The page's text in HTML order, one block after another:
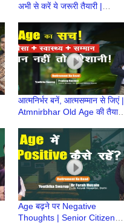
अभी से करें ये जरूरी तैयारी |
| Retirement Ke Baad
आत्मनिर्भर बनें, आत्मसम्मान से जिएं |
Atmnirbhar Old Age की तैयारी
Age बढ़ने पर Negative
Thoughts | Senior Citizens |